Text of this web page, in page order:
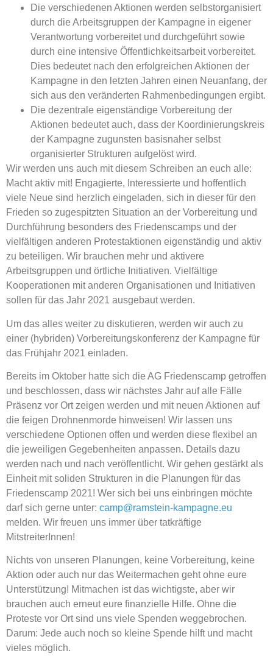
Die verschiedenen Aktionen werden selbstorganisiert
durch die Arbeitsgruppen der Kampagne in eigener
Verantwortung vorbereitet und durchgeführt sowie
durch eine intensive Öffentlichkeitsarbeit vorbereitet.
Dies bedeutet nach den erfolgreichen Aktionen der
Kampagne in den letzten Jahren einen Neuanfang, der
sich aus den veränderten Rahmenbedingungen ergibt.
Die dezentrale eigenständige Vorbereitung der
Aktionen bedeutet auch, dass der Koordinierungskreis
der Kampagne zugunsten basisnaher selbst
organisierter Strukturen aufgelöst wird.
Wir werden uns auch mit diesem Schreiben an euch alle:
Macht aktiv mit! Engagierte, Interessierte und hoffentlich
viele Neue sind herzlich eingeladen, sich in dieser für den
Frieden so zugespitzten Situation an der Vorbereitung und
Durchführung besonders des Friedenscamps und der
vielfältigen anderen Protestaktionen eigenständig und aktiv
zu beteiligen. Wir brauchen mehr und aktivere
Arbeitsgruppen und örtliche Initiativen. Vielfältige
Kooperationen mit anderen Organisationen und Initiativen
sollen für das Jahr 2021 ausgebaut werden.
Um das alles weiter zu diskutieren, werden wir auch zu
einer (hybriden) Vorbereitungskonferenz der Kampagne für
das Frühjahr 2021 einladen.
Bereits im Oktober hatte sich die AG Friedenscamp getroffen
und beschlossen, dass wir nächstes Jahr auf alle Fälle
Präsenz vor Ort zeigen werden und mit neuen Aktionen auf
die feigen Drohnenmorde hinweisen! Wir lassen uns
verschiedene Optionen offen und werden diese flexibel an
die jeweiligen Gegebenheiten anpassen. Details dazu
werden nach und nach veröffentlicht. Wir gehen gestärkt als
Einheit mit soliden Strukturen in die Planungen für das
Friedenscamp 2021! Wer sich bei uns einbringen möchte
darf sich gerne unter: camp@ramstein-kampagne.eu
melden. Wir freuen uns immer über tatkräftige
MitstreiterInnen!
Nichts von unseren Planungen, keine Vorbereitung, keine
Aktion oder auch nur das Weitermachen geht ohne eure
Unterstützung! Mitmachen ist das wichtigste, aber wir
brauchen auch erneut eure finanzielle Hilfe. Ohne die
Proteste vor Ort sind uns viele Spenden weggebrochen.
Darum: Jede auch noch so kleine Spende hilft und macht
vieles möglich.